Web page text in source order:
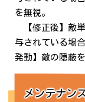
を無視。
【修正後】敵単
与されている場
発動】敵の隠蔽を
メンテナン